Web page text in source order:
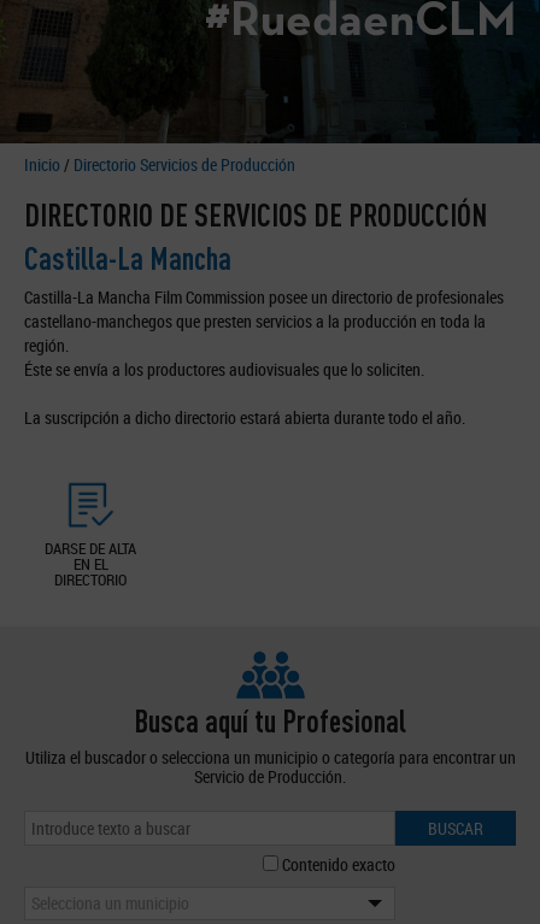
#RuedaenCLM
Inicio / Directorio Servicios de Producción
DIRECTORIO DE SERVICIOS DE PRODUCCIÓN
Castilla-La Mancha
Castilla-La Mancha Film Commission posee un directorio de profesionales
castellano-manchegos que presten servicios a la producción en toda la
región.
Éste se envía a los productores audiovisuales que lo soliciten.
La suscripción a dicho directorio estará abierta durante todo el año.
DARSE DE ALTA
EN EL
DIRECTORIO
Busca aquí tu Profesional
Utiliza el buscador o selecciona un municipio o categoría para encontrar un
Servicio de Producción.
BUSCAR
Contenido exacto
Selecciona un municipio